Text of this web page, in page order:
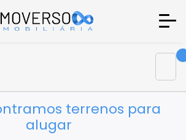
terrenos para
alugar